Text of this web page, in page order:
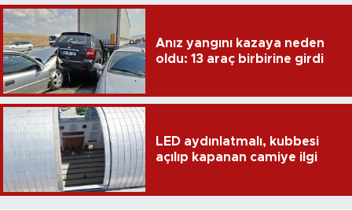
Anız yangını kazaya neden
oldu: 13 araç birbirine girdi
LED aydınlatmalı, kubbesi
açılıp kapanan camiye ilgi